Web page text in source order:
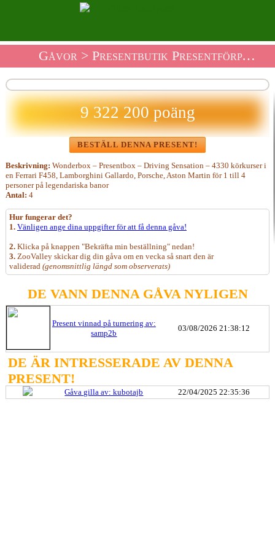
Gåvor> Presentbutik Presentförpackning
9 322 200 poäng
BESTÄLL DENNA PRESENT!
Beskrivning: Wonderbox – Presentbox – Driving Sensation – 4330 körkurser i
en Ferrari F458, Lamborghini Gallardo, Porsche, Aston Martin för 1 till 4
personer på legendariska banor
Antal: 4
Hur fungerar det?
1. Vänligen ange dina uppgifter för att få denna gåva!
2.Klicka på knappen "Bekräfta min beställning" nedan!
3.ZooValley skickar dig din gåva om en vecka så snart den är
validerad (genomsnittlig längd som observerats)
DE VANN DENNA GÅVA NYLIGEN
Present vinnad på turnering av:
samp2b
03/08/2026 21:38:12
DE ÄR INTRESSERADE AV DENNA
PRESENT!
Gåva gilla av: kubotajb 22/04/2025 22:35:36